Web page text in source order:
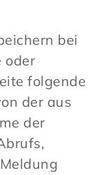
bei
oder
folgende
der aus
der